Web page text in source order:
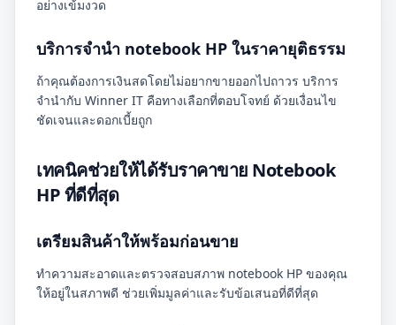
อย่างเข้มงวด
บริการจำนำ notebook HP ในราคายุติธรรม
ถ้าคุณต้องการเงินสดโดยไม่อยากขายออกไปถาวร บริการ
จำนำกับ Winner IT คือทางเลือกที่ตอบโจทย์ ด้วยเงื่อนไข
ชัดเจนและดอกเบี้ยถูก
เทคนิคช่วยให้ได้รับราคาขาย Notebook
HP ที่ดีที่สุด
เตรียมสินค้าให้พร้อมก่อนขาย
ทำความสะอาดและตรวจสอบสภาพ notebook HP ของคุณ
ให้อยู่ในสภาพดี ช่วยเพิ่มมูลค่าและรับข้อเสนอที่ดีที่สุด